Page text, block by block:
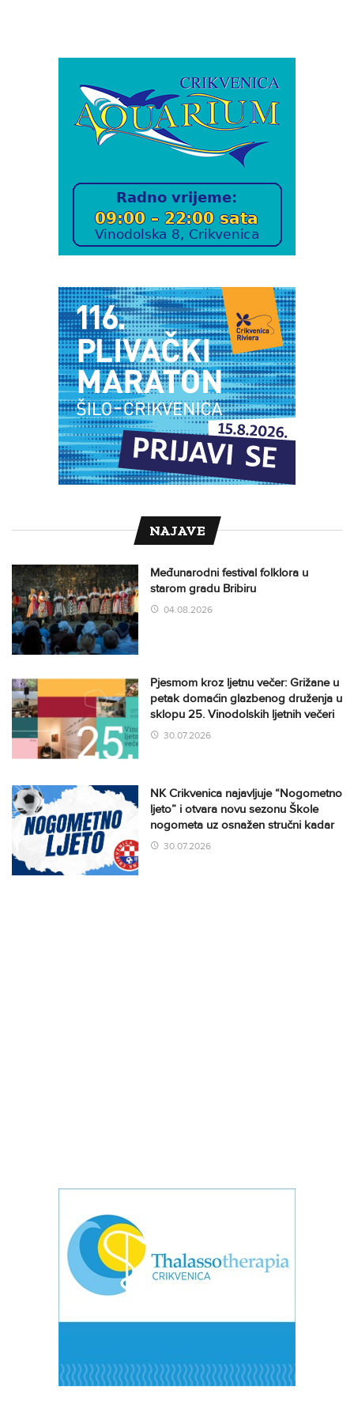
NAJAVE
Međunarodni festival folklora u
starom gradu Bribiru
04.08.2026
Pjesmom kroz ljetnu večer: Grižane u
petak domaćin glazbenog druženja u
sklopu 25. Vinodolskih ljetnih večeri
30.07.2026
NK Crikvenica najavljuje “Nogometno
ljeto” i otvara novu sezonu Škole
nogometa uz osnažen stručni kadar
30.07.2026